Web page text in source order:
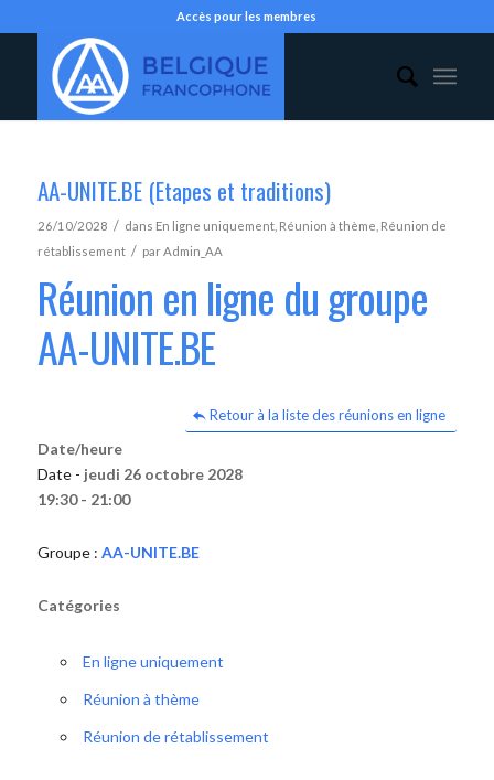
Accès pour les membres
AA-UNITE.BE (Etapes et traditions)
26/10/2028 / dans En ligne uniquement, Réunion à thème Réunion de
rétablissement / parAdmin_AA
Réunion en ligne du groupe
AA-UNITE.BE
Retour à la liste des réunions en ligne
Date/heure
Date - jeudi 26 octobre 2028
19:30 - 21:00
Groupe : AA-UNITE.BE
Catégories
En ligne uniquement
Réunion à thème
Réunion de rétablissement